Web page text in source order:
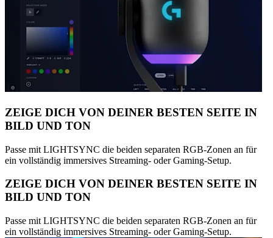
ZEIGE DICH VON DEINER BESTEN SEITE IN
BILD UND TON
Passe mit LIGHTSYNC die beiden separaten RGB-Zonen an für
ein vollständig immersives Streaming- oder Gaming-Setup.
ZEIGE DICH VON DEINER BESTEN SEITE IN
BILD UND TON
Passe mit LIGHTSYNC die beiden separaten RGB-Zonen an für
ein vollständig immersives Streaming- oder Gaming-Setup.